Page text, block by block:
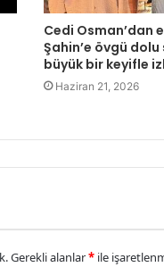
Cedi Osman’dan
Şahin’e övgü dolu
büyük bir keyifle
Haziran 21, 2026
Gerekli alanlar* ile